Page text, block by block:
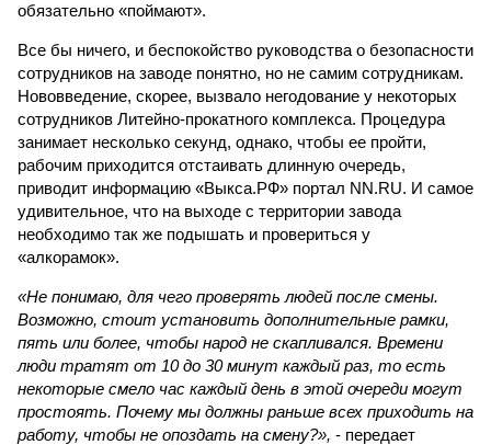
обязательно «поймают».
Все бы ничего, и беспокойство руководства о безопасности
сотрудников на заводе понятно, но не самим сотрудникам.
Нововведение, скорее, вызвало негодование у некоторых
сотрудников Литейно-прокатного комплекса. Процедура
занимает несколько секунд, однако, чтобы ее пройти,
рабочим приходится отстаивать длинную очередь,
приводит информацию «Выкса.РФ» портал NN.RU. И самое
удивительное, что на выходе с территории завода
необходимо так же подышать и провериться у
«алкорамок».
«Не понимаю, для чего проверять людей после смены.
Возможно, стоит установить дополнительные рамки,
пять или более, чтобы народ не скапливался. Времени
люди тратят от 10 до 30 минут каждый раз, то есть
некоторые смело час каждый день в этой очереди могут
простоять. Почему мы должны раньше всех приходить на
работу, чтобы не опоздать на смену?», - передает